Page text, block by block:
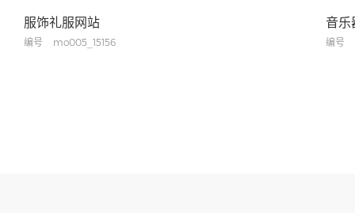
服饰礼服网站
编号 mo005_15156
音乐
编号